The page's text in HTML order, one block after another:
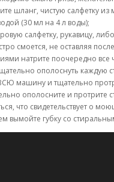
шланг, чистую салфетку
(30 мл на 4 л воды);
салфетку, рукавицу,
смоется, не оставляя
натрите поочередно
ополоснуть
машину и тщательно
ополосните и протрите
что свидетельствует о
вымойте губку со